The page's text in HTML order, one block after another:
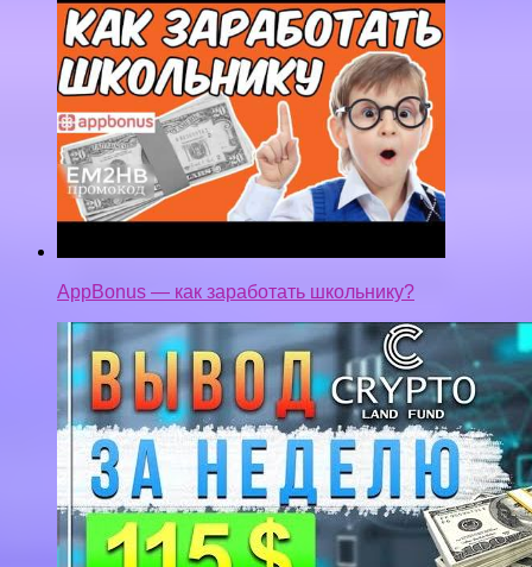
AppBonus — как заработать школьнику?